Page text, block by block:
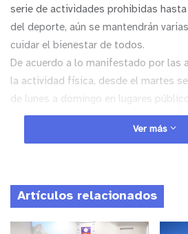
serie de actividades prohibidas hasta
del deporte, aún se mantendrán
cuidar el bienestar de todos.
De acuerdo a lo manifestado por las
la actividad física, desde el martes
de lunes a domingo en lugares
que en el caso de las disciplinas
autorización para que se concentren
que no se permitirá público en ningún
recomendarse entrenar de forma
o plazas para disminuir riesgos de
Ver más
Artículos relacionados